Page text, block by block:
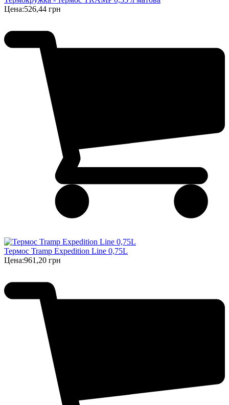
Цена:526,44 грн
Термос Tramp Expedition Line 0,75L
Цена:961,20 грн